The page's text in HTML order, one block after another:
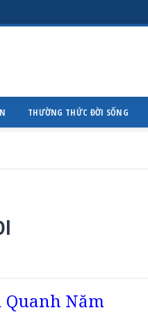
THƯỜNG THỨC ĐỜI SỐNG
Năm